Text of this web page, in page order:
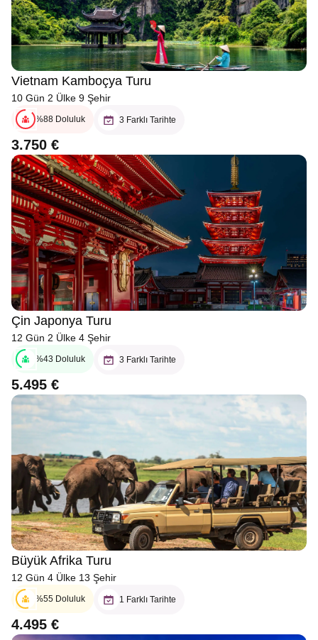
Vietnam Kamboçya Turu
10 Gün 2 Ülke 9 Şehir
%88 Doluluk 3 Farklı Tarihte
3.750 €
Çin Japonya Turu
12 Gün 2 Ülke 4 Şehir
%43 Doluluk 3 Farklı Tarihte
5.495 €
Büyük Afrika Turu
12 Gün 4 Ülke 13 Şehir
%55 Doluluk 1 Farklı Tarihte
4.495 €